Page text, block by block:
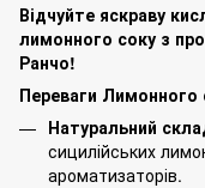
Відчуйте яскраву
лимонного соку з
Ранчо!
Переваги Лимонного
Натуральний
сицилійських
ароматизаторів.